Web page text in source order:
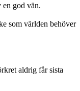
en god vän.
som världen behöver
aldrig får sista